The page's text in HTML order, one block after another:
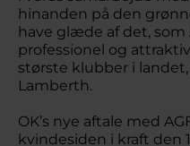
hinanden på den
have glæde af det, som
professionel og
største klubber i
Lamberth.
OK’s nye aftale med
kvindesiden i kraft den